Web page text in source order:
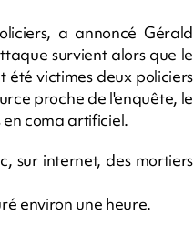
a annoncé Gérald
survient alors que le
été victimes deux policiers
proche de l'enquête, le
en coma artificiel.
sur internet, des mortiers
environ une heure.